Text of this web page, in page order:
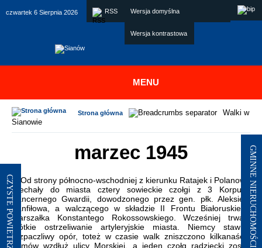
czwartek 6 Sierpnia 2026 Wersja domyślna
Wersja kontrastowa
RSS
MENU
Strona główna
Walki w
Sianowie
marzec 1945
Od strony północno-wschodniej z kierunku Ratajek i Polanowa
wjechały do miasta cztery sowieckie czołgi z 3 Korpusu
Pancernego Gwardii, dowodzonego przez gen. płk. Aleksieja
Panfiłowa, a walczącego w składzie II Frontu Białoruskiego
marszałka Konstantego Rokossowskiego. Wcześniej trwało
krótkie ostrzeliwanie artyleryjskie miasta. Niemcy stawiali
rozpaczliwy opór, toteż w czasie walk zniszczono kilkanaście
domów wzdłuż ulicy Morskiej, a jeden czołg radziecki został